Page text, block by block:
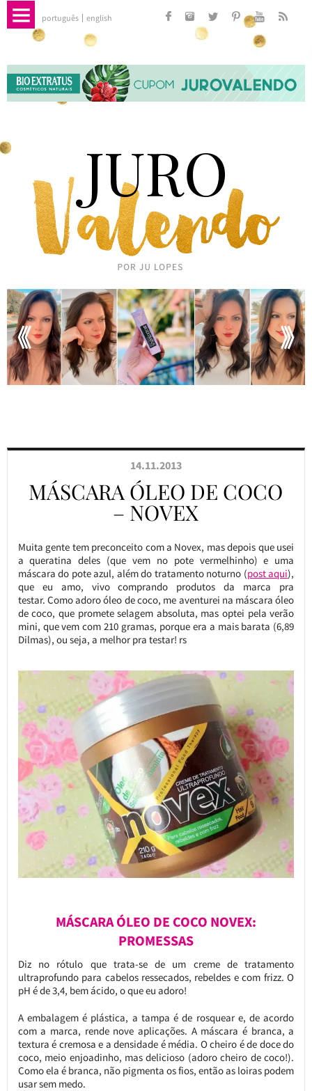
português english
14.11.2013
MÁSCARA ÓLEO DE COCO
– NOVEX
Muita gente tem preconceito com a Novex, mas depois que usei
a queratina deles (que vem no pote vermelhinho) e uma
máscara do pote azul, além do tratamento noturno (post aqui),
que eu amo, vivo comprando produtos da marca pra
testar. Como adoro óleo de coco, me aventurei na máscara óleo
de coco, que promete selagem absoluta, mas optei pela verão
mini, que vem com 210 gramas, porque era a mais barata (6,89
Dilmas), ou seja, a melhor pra testar! rs
MÁSCARA ÓLEO DE COCO NOVEX:
PROMESSAS
Diz no rótulo que trata-se de um creme de tratamento
ultraprofundo para cabelos ressecados, rebeldes e com frizz. O
pH é de 3,4, bem ácido, o que eu adoro!
A embalagem é plástica, a tampa é de rosquear e, de acordo
com a marca, rende nove aplicações. A máscara é branca, a
textura é cremosa e a densidade é média. O cheiro é de doce do
coco, meio enjoadinho, mas delicioso (adoro cheiro de coco!).
Como ela é branca, não pigmenta os fios, então as loiras podem
usar sem medo.